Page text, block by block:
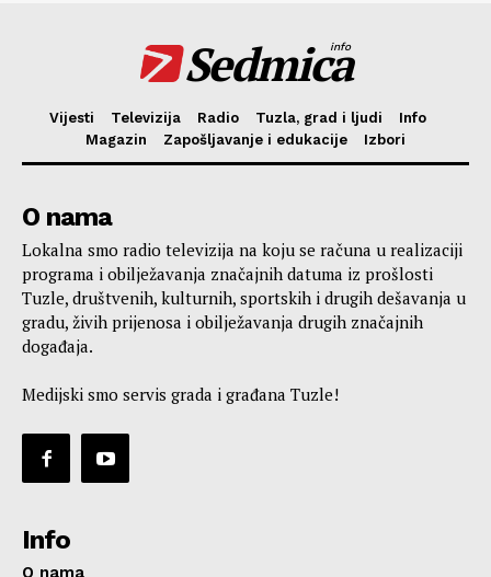
Sedmica
info
Vijesti Televizija Radio Tuzla, grad i ljudi
Info
Magazin
Zapošljavanje i edukacije Izbori
O nama
Lokalna smo radio televizija na koju se računa u realizaciji
programa i obilježavanja značajnih datuma iz prošlosti
Tuzle, društvenih, kulturnih, sportskih i drugih dešavanja u
gradu, živih prijenosa i obilježavanja drugih značajnih
događaja.
Medijski smo servis grada i građana Tuzle!
Info
O nama